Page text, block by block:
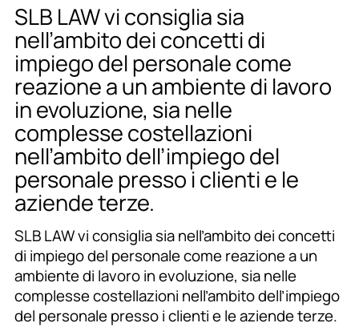
SLB LAW vi consiglia sia
nell’ambito dei concetti di
impiego del personale come
reazione a un ambiente di lavoro
in evoluzione, sia nelle
complesse costellazioni
nell’ambito dell’impiego del
personale presso i clienti e le
aziende terze.
SLB LAW vi consiglia sia nell’ambito dei concetti
di impiego del personale come reazione a un
ambiente di lavoro in evoluzione, sia nelle
complesse costellazioni nell’ambito dell’impiego
del personale presso i clienti e le aziende terze.